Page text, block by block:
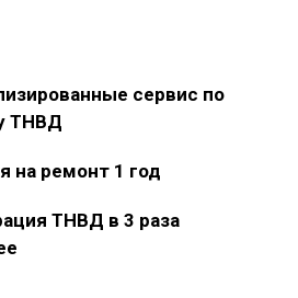
сервис по
ТНВД
на ремонт 1 год
ТНВД в 3 раза